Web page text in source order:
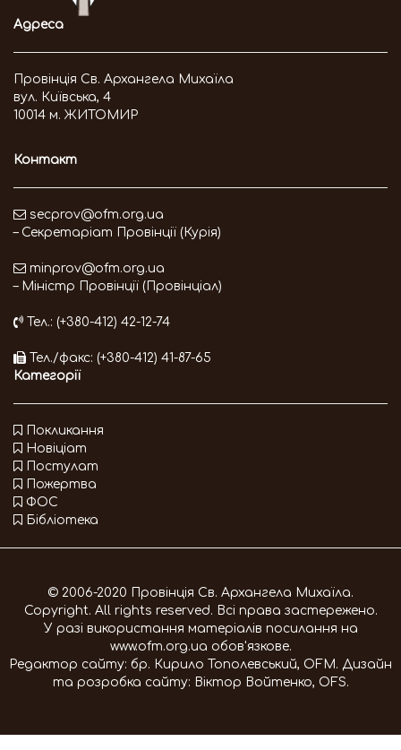
Адреса
Провінція Св. Архангела Михаїла
вул. Київська, 4
10014 м. ЖИТОМИР
Контакт
secprov@ofm.org.ua
– Секретаріат Провінції (Курія)
minprov@ofm.org.ua
– Міністр Провінції (Провінціал)
Тел.: (+380-412) 42-12-74
Тел./факс: (+380-412) 41-87-65
Категорії
Покликання
Новіціат
Постулат
Пожертва
ФОС
Бібліотека
© 2006-2020 Провінція Св. Архангела Михаїла.
Copyright. All rights reserved. Всі права застережено.
У разі використання матеріалів посилання на
www.ofm.org.ua обов'язкове.
Редактор сайту: бр. Кирило Тополевський, OFM. Дизайн
та розробка сайту: Віктор Войтенко, OFS.